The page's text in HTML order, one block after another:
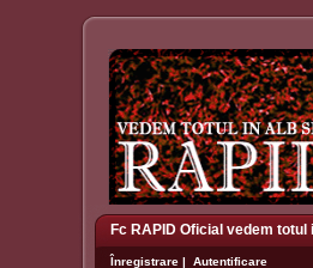
Fc RAPID Oficial vedem
Înregistrare | Autentificare